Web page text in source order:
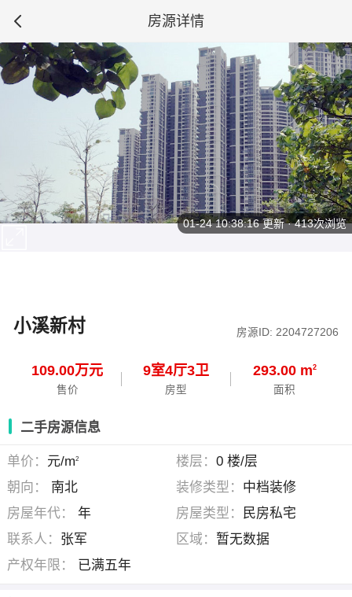
房源详情
小溪新村 房源ID: 2204727206
109.00万元
售价
9室4厅3卫
房型
293.00 m2
面积
01-24 10:38:16更新 · 413次浏览
二手房源信息
单价： 元/m2 楼层： 0 楼/层
朝向：
南北 装修类型： 中档装修
房屋年代：
年 房屋类型： 民房私宅
联系人： 张军 区域： 暂无数据
产权年限：
已满五年